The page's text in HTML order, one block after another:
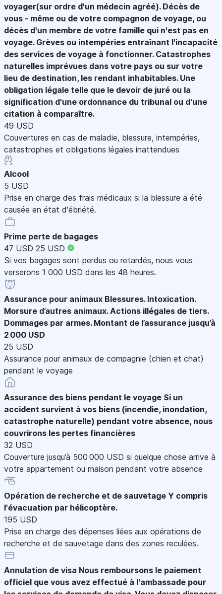
voyager(sur ordre d'un médecin agréé). Décès de
vous - même ou de votre compagnon de voyage, ou
décès d'un membre de votre famille qui n'est pas en
voyage. Grèves ou intempéries entraînant l'incapacité
des services de voyage à fonctionner. Catastrophes
naturelles imprévues dans votre pays ou sur votre
lieu de destination, les rendant inhabitables. Une
obligation légale telle que le devoir de juré ou la
signification d'une ordonnance du tribunal ou d'une
citation à comparaître.
49 USD
Couvertures en cas de maladie, blessure, intempéries,
catastrophes et obligations légales inattendues
Alcool
5 USD
Prise en charge des frais médicaux si la blessure a été
causée en état d'ébriété.
Prime perte de bagages
47 USD 25 USD
Si vos bagages sont perdus ou retardés, nous vous
verserons 1 000 USD dans les 48 heures.
Assurance pour animaux Blessures. Intoxication.
Morsure d’autres animaux. Actions illégales de tiers.
Dommages par armes. Montant de l’assurance jusqu’à
2 000 USD
25 USD
Assurance pour animaux de compagnie (chien et chat)
pendant le voyage
Assurance des biens pendant le voyage Si un
accident survient à vos biens (incendie, inondation,
catastrophe naturelle) pendant votre absence, nous
couvrirons les pertes financières
32 USD
Couverture jusqu’à 500 000 USD si quelque chose arrive à
votre appartement ou maison pendant votre absence
Opération de recherche et de sauvetage Y compris
l'évacuation par hélicoptère.
195 USD
Prise en charge des dépenses liées aux opérations de
recherche et de sauvetage dans des zones reculées.
Annulation de visa Nous remboursons le paiement
officiel que vous avez effectué à l'ambassade pour